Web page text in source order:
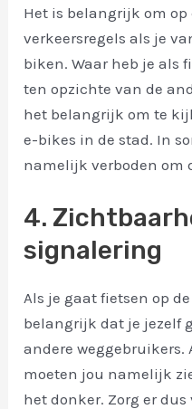
Het is belangrijk om
verkeersregels als je
biken. Waar heb je als
ten opzichte van de
het belangrijk om te
e-bikes in de stad. In
namelijk verboden om
4.
signalering
Als je gaat fietsen op
belangrijk dat je jezelf
andere weggebruikers.
moeten jou namelijk
het donker. Zorg er